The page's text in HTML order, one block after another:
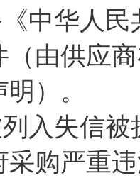
中华人民
（由供应
）。
入失信被
采购严重